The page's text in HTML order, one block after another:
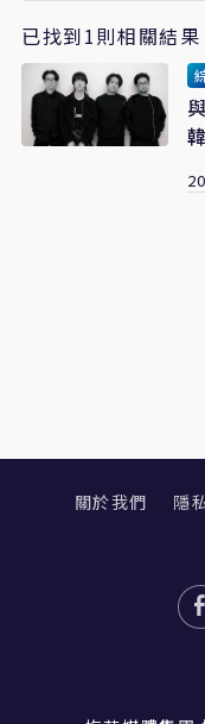
已找到1則相關結果
關於我們 隱